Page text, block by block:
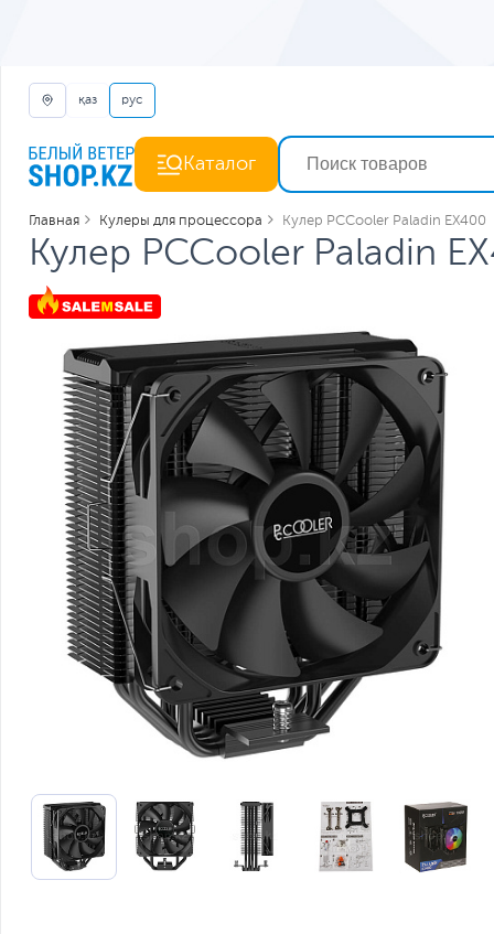
қаз рус
Каталог
Главная Кулеры для процессора Кулер PCCooler Paladin EX400
Кулер PCCooler Paladin